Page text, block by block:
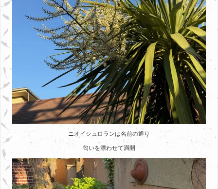
ニオイシュロランは名前の通り
匂いを漂わせて満開